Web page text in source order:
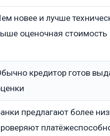
новее и лучше
оценочная стоимость
кредитор готов
предлагают более